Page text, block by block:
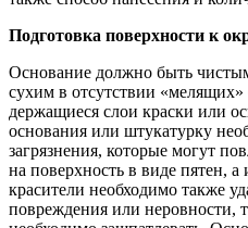
Подготовка поверхности к
Основание должно быть
сухим в отсутствии
держащиеся слои краски или
основания или штукатурку
загрязнения, которые могут
на поверхность в виде пятен,
красители необходимо также
повреждения или неровности,